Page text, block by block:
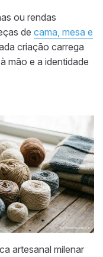
ou rendas
de cama, mesa e
criação carrega
mão e a identidade
artesanal milenar